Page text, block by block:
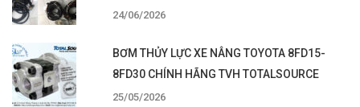
24/06/2026
BƠM THỦY LỰC XE NÂNG TOYOTA 8FD15-
8FD30 CHÍNH HÃNG TVH TOTALSOURCE
25/05/2026